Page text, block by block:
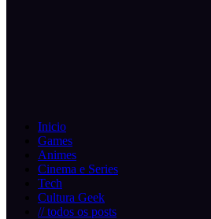
Inicio
Games
Animes
Cinema e Series
Tech
Cultura Geek
// todos os posts